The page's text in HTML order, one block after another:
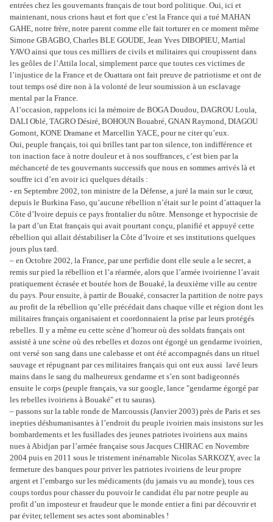
entrées chez les gouvernants français de tout bord politique. Oui, ici et
maintenant, nous crions haut et fort que c’est la France qui a tué MAHAN
GAHE, notre frère, notre parent comme elle fait torturer en ce moment même
Simone GBAGBO, Charles BLE GOUDE, Jean Yves DIBOPIEU, Martial
YAVO ainsi que tous ces milliers de civils et militaires qui croupissent dans
les geôles de l’Attila local, simplement parce que toutes ces victimes de
l’injustice de la France et de Ouattara ont fait preuve de patriotisme et ont de
tout temps osé dire non à la volonté de leur soumission à un esclavage
mental par la France.
A l’occasion, rappelons ici la mémoire de BOGA Doudou, DAGROU Loula,
DALI Oblé, TAGRO Désiré, BOHOUN Bouabré, GNAN Raymond, DIAGOU
Gomont, KONE Dramane et Marcellin YACE, pour ne citer qu’eux.
Oui, peuple français, toi qui brilles tant par ton silence, ton indifférence et
ton inaction face à notre douleur et à nos souffrances, c’est bien par la
méchanceté de tes gouvernants successifs que nous en sommes arrivés là et
souffre ici d’en avoir ici quelques détails :
- en Septembre 2002, ton ministre de la Défense, a juré la main sur le cœur,
depuis le Burkina Faso, qu’aucune rébellion n’était sur le point d’attaquer la
Côte d’Ivoire depuis ce pays frontalier du nôtre. Mensonge et hypocrisie de
la part d’un Etat français qui avait pourtant conçu, planifié et appuyé cette
rébellion qui allait déstabiliser la Côte d’Ivoire et ses institutions quelques
jours plus tard.
– en Octobre 2002, la France, par une perfidie dont elle seule a le secret, a
remis sur pied la rébellion et l’a réarmée, alors que l’armée ivoirienne l’avait
pratiquement écrasée et boutée hors de Bouaké, la deuxième ville au centre
du pays. Pour ensuite, à partir de Bouaké, consacrer la partition de notre pays
au profit de la rébellion qu’elle précédait dans chaque ville et région dont les
militaires français organisaient et coordonnaient la prise par leurs protégés
rebelles. Il y a même eu cette scène d’horreur où des soldats français ont
assisté à une scène où des rebelles et dozos ont égorgé un gendarme ivoirien,
ont versé son sang dans une calebasse et ont été accompagnés dans un rituel
sauvage et répugnant par ces militaires français qui ont eux aussi lavé leurs
mains dans le sang du malheureux gendarme et s’en sont badigeonnés
ensuite le corps (peuple français, va sur google, lance "gendarme égorgé par
les rebelles ivoiriens à Bouaké" et tu sauras).
– passons sur la table ronde de Marcoussis (Janvier 2003) près de Paris et ses
inepties déshumanisantes à l’endroit du peuple ivoirien mais insistons sur les
bombardements et les fusillades des jeunes patriotes ivoiriens aux mains
nues à Abidjan par l’armée française sous Jacques CHIRAC en Novembre
2004 puis en 2011 sous le tristement inénarrable Nicolas SARKOZY, avec la
fermeture des banques pour priver les patriotes ivoiriens de leur propre
argent et l’embargo sur les médicaments (du jamais vu au monde), tous ces
coups tordus pour chasser du pouvoir le candidat élu par notre peuple au
profit d’un imposteur et fraudeur que le monde entier a fini par découvrir et
par éviter, tellement ses actes sont abominables !